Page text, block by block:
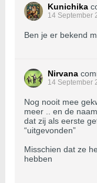
Kunichika
14 September
Ben je er bekend
Nirvana
14 September
Nog nooit mee
meer .. en de
dat zij als eerste
“uitgevonden”
Misschien dat ze
hebben